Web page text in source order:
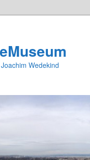
Wedekind